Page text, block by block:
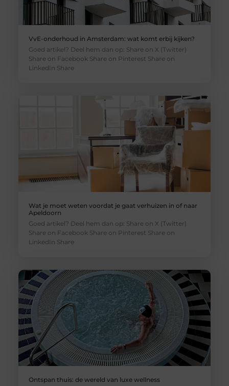
VvE-onderhoud in Amsterdam: wat komt erbij kijken?
Goed artikel? Deel hem dan op: Share on X (Twitter)
Share on Facebook Share on Pinterest Share on
LinkedIn Share
Wat je moet weten voordat je gaat verhuizen in of naar
Apeldoorn
Goed artikel? Deel hem dan op: Share on X (Twitter)
Share on Facebook Share on Pinterest Share on
LinkedIn Share
Ontspan thuis: de wereld van luxe wellness